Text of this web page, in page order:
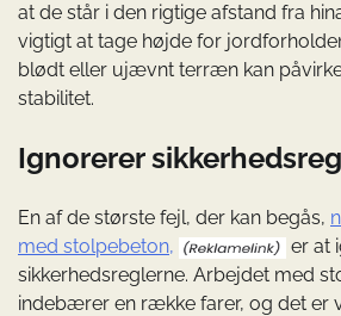
at de står i den rigtige afstand fra
vigtigt at tage højde for
blødt eller ujævnt terræn kan
stabilitet.
Ignorerer
En af de største fejl, der kan begås,
med stolpebeton,
er at
sikkerhedsreglerne. Arbejdet med
indebærer en række farer, og det er